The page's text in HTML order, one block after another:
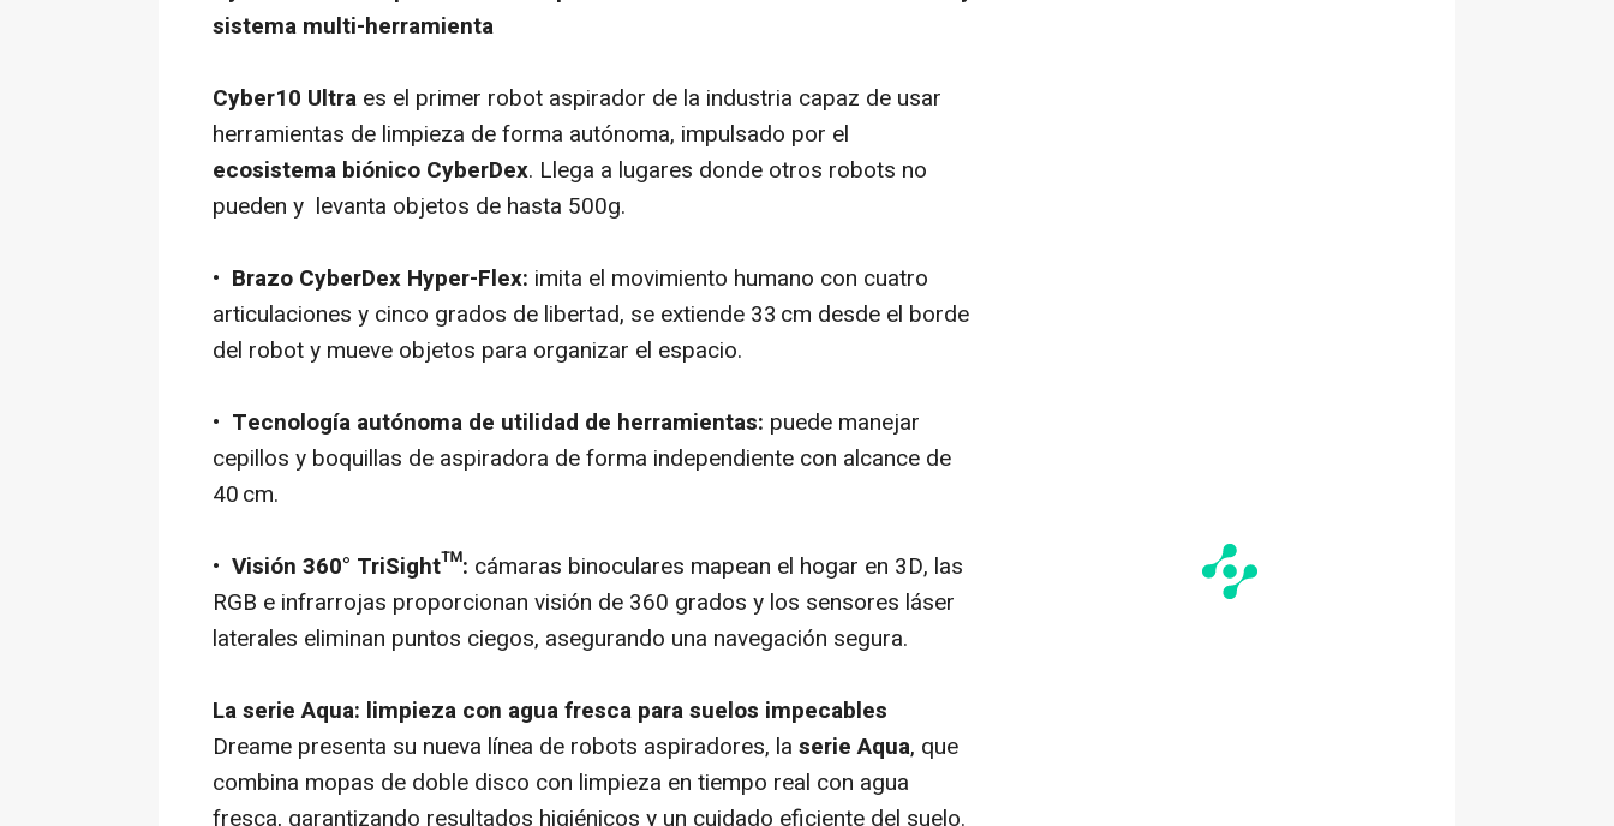
sistema multi-herramienta
Cyber10 Ultra es el primer robot aspirador de la industria capaz de usar
herramientas de limpieza de forma autónoma, impulsado por el
ecosistema biónico CyberDex. Llega a lugares donde otros robots no
pueden y levanta objetos de hasta 500g.
• Brazo CyberDex Hyper-Flex: imita el movimiento humano con cuatro
articulaciones y cinco grados de libertad, se extiende 33 cm desde el borde
del robot y mueve objetos para organizar el espacio.
• Tecnología autónoma de utilidad de herramientas: puede manejar
cepillos y boquillas de aspiradora de forma independiente con alcance de
40 cm.
• Visión 360° TriSight™: cámaras binoculares mapean el hogar en 3D, las
RGB e infrarrojas proporcionan visión de 360 grados y los sensores láser
laterales eliminan puntos ciegos, asegurando una navegación segura.
La serie Aqua: limpieza con agua fresca para suelos impecables
Dreame presenta su nueva línea de robots aspiradores, la serie Aqua, que
combina mopas de doble disco con limpieza en tiempo real con agua
fresca, garantizando resultados higiénicos y un cuidado eficiente del suelo.